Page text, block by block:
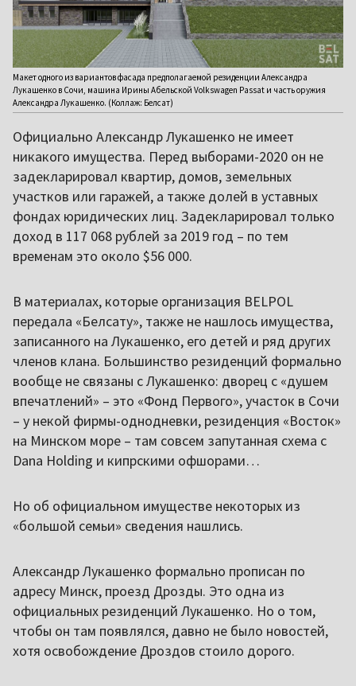
Макет одного из вариантов фасада предполагаемой резиденции Александра
Лукашенко в Сочи, машина Ирины Абельской Volkswagen Passat и часть оружия
Александра Лукашенко. (Коллаж: Белсат)
Официально Александр Лукашенко не имеет
никакого имущества. Перед выборами-2020 он не
задекларировал квартир, домов, земельных
участков или гаражей, а также долей в уставных
фондах юридических лиц. Задекларировал только
доход в 117 068 рублей за 2019 год – по тем
временам это около $56 000.
В материалах, которые организация BELPOL
передала «Белсату», также не нашлось имущества,
записанного на Лукашенко, его детей и ряд других
членов клана. Большинство резиденций формально
вообще не связаны с Лукашенко: дворец с «душем
впечатлений» – это «Фонд Первого», участок в Сочи
– у некой фирмы-однодневки, резиденция «Восток»
на Минском море – там совсем запутанная схема с
Dana Holding и кипрскими офшорами…
Но об официальном имуществе некоторых из
«большой семьи» сведения нашлись.
Александр Лукашенко формально прописан по
адресу Минск, проезд Дрозды. Это одна из
официальных резиденций Лукашенко. Но о том,
чтобы он там появлялся, давно не было новостей,
хотя освобождение Дроздов стоило дорого.